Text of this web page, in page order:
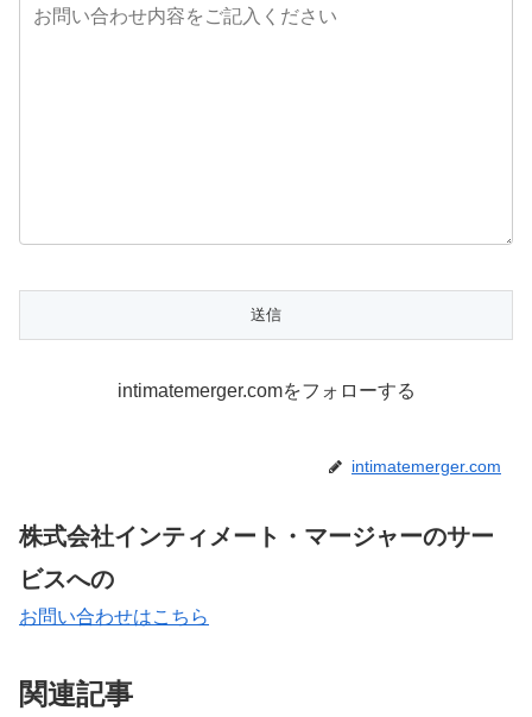
intimatemerger.comをフォローする
intimatemerger.com
株式会社インティメート・マージャーのサー
ビスへの
お問い合わせはこちら
関連記事